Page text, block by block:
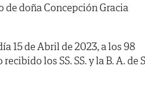
de doña Concepción Gracia
15 de Abril de 2023, a los 98
los SS. SS. y la B. A. de